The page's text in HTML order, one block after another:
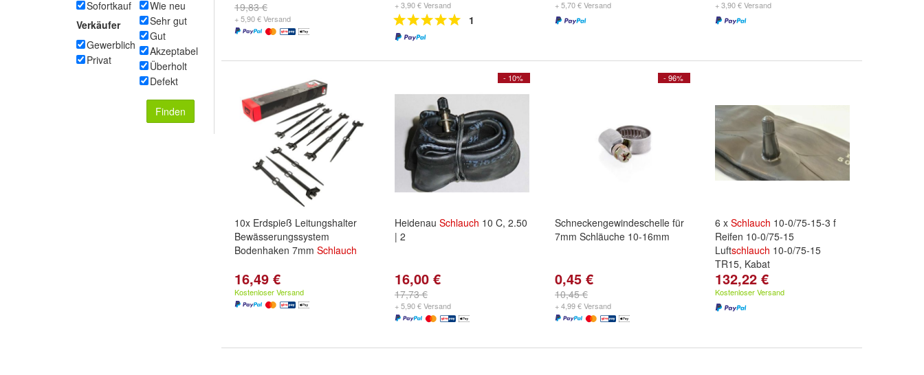
Sofortkauf
Verkäufer
Gewerblich
Privat
Wie neu
Sehr gut
Gut
Akzeptabel
Überholt
Defekt
Finden
19,83 €
+ 5,90 € Versand
+ 3,90 € Versand
1
+ 5,70 € Versand
+ 3,90 € Versand
10x Erdspieß Leitungshalter
Bewässerungssystem
Bodenhaken 7mm Schlauch
16,49 €
Kostenloser Versand
- 10%
Heidenau Schlauch 10 C, 2.50
| 2
16,00 €
17,73 €
+ 5,90 € Versand
- 96%
Schneckengewindeschelle für
7mm Schläuche 10-16mm
0,45 €
10,45 €
+ 4,99 € Versand
6 x Schlauch 10-0/75-15-3 f
Reifen 10-0/75-15
Luftschlauch 10-0/75-15
TR15, Kabat
132,22 €
Kostenloser Versand